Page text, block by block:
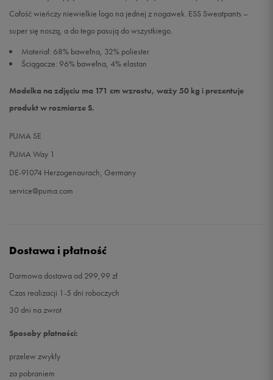
Całość wieńczy niewielkie logo na jednej z nogawek. ESS Sweatpants –
super się noszą, a do tego pasują do wszystkiego.
Materiał: 68% bawełna, 32% poliester
Ściągacze: 96% bawełna, 4% elastan
Modelka na zdjęciu ma 171 cm wzrostu, waży 50 kg i prezentuje
produkt w rozmiarze S.
PUMA SE
PUMA Way 1
DE-91074 Herzogenaurach, Germany
service@puma.com
Dostawa i płatność
Darmowa dostawa od 299,99 zł
Czas realizacji 1-5 dni roboczych
30 dni na zwrot
Sposoby płatności:
przelew zwykły
za pobraniem